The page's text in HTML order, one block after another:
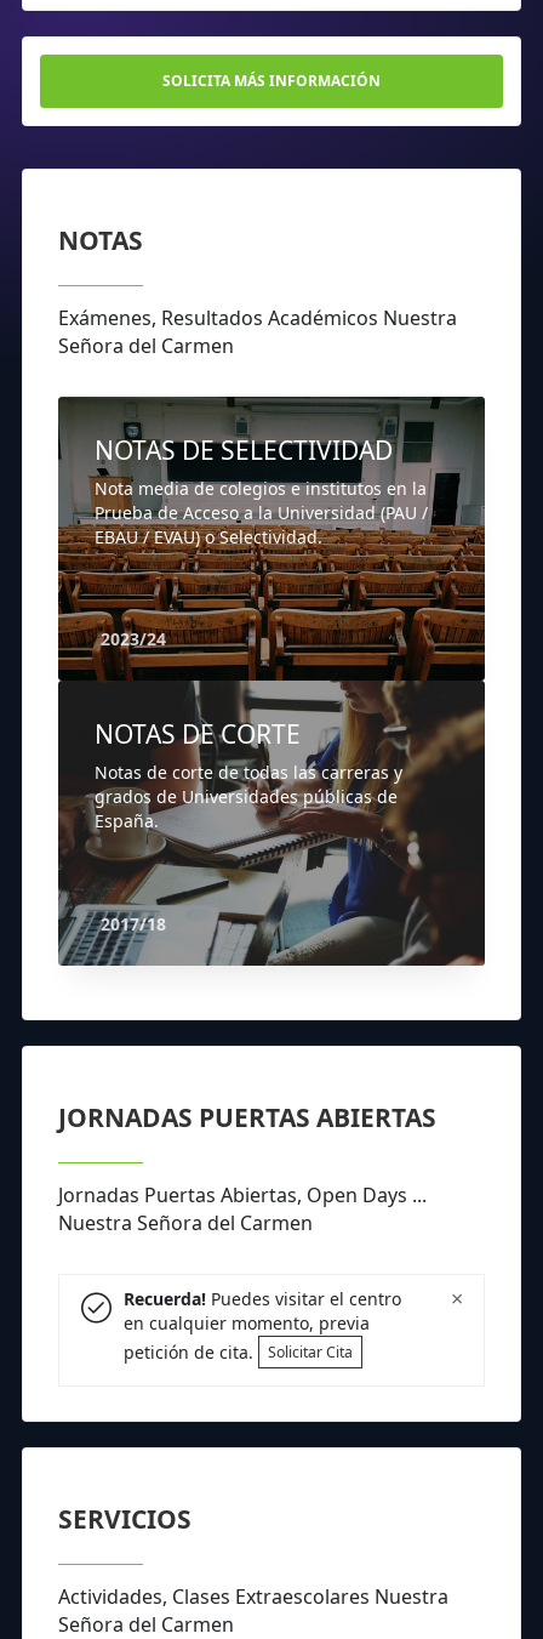
SOLICITA MÁS INFORMACIÓN
NOTAS
Exámenes, Resultados Académicos Nuestra
Señora del Carmen
NOTAS DE SELECTIVIDAD
Nota media de colegios e institutos en la
Prueba de Acceso a la Universidad (PAU /
EBAU / EVAU) o Selectividad.
2023/24
NOTAS DE CORTE
Notas de corte de todas las carreras y
grados de Universidades públicas de
España.
2017/18
JORNADAS PUERTAS ABIERTAS
Jornadas Puertas Abiertas, Open Days ...
Nuestra Señora del Carmen
×
Recuerda!Puedes visitar el centro
en cualquier momento, previa
petición de cita.
Solicitar Cita
SERVICIOS
Actividades, Clases Extraescolares Nuestra
Señora del Carmen